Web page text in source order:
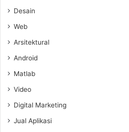
Desain
Web
Arsitektural
Android
Matlab
Video
Digital Marketing
Jual Aplikasi